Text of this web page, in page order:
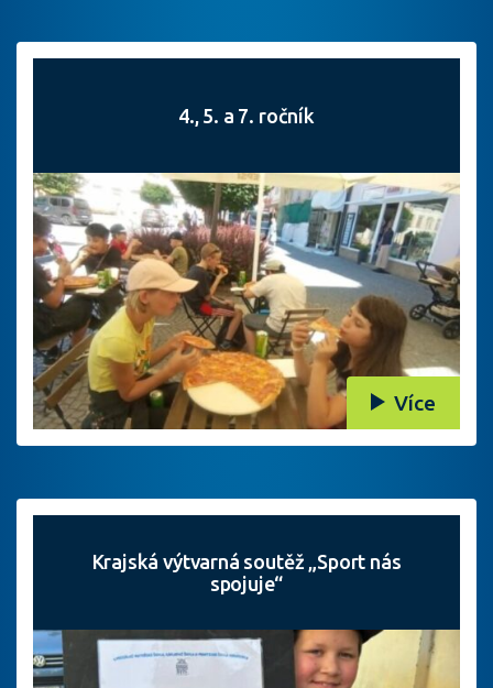
4., 5. a 7. ročník
Více
Krajská výtvarná soutěž „Sport nás
spojuje“